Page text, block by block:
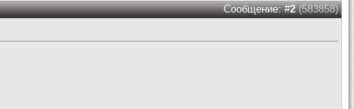
Сообщение: #2(583858)